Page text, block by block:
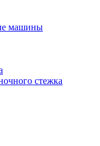
машины
стежка